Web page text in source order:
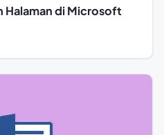
Halaman di Microsoft